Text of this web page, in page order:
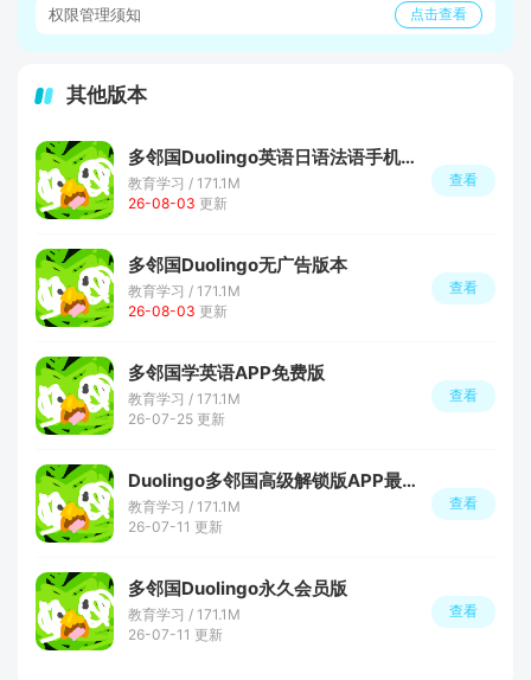
权限管理须知 点击查看
其他版本
多邻国Duolingo英语日语法语手机端最新版
教育学习 / 171.1M
26-08-03 更新
查看
多邻国Duolingo无广告版本
教育学习 / 171.1M
26-08-03 更新
查看
多邻国学英语APP免费版
教育学习 / 171.1M
26-07-25 更新
查看
Duolingo多邻国高级解锁版APP最新版
教育学习 / 171.1M
26-07-11 更新
查看
多邻国Duolingo永久会员版
教育学习 / 171.1M
26-07-11 更新
查看